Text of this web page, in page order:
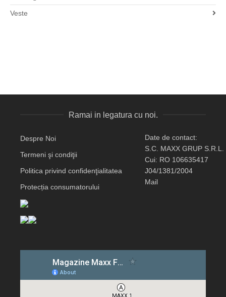
Veste
Ramai in legatura cu noi.
Despre Noi
Termeni şi condiţii
Politica privind confidenţialitatea
Protecția consumatorului
Date de contact:
S.C. MAXX GRUP S.R.L.
Cui: RO 106635417
J04/1381/2004
Mail